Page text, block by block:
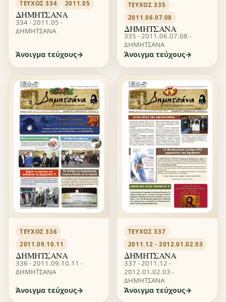
ΤΕΎΧΟΣ 334 2011.05
ΔΗΜΗΤΣΑΝΑ
334 - 2011.05 -
ΔΗΜΗΤΣΑΝΑ
Άνοιγμα τεύχους
ΤΕΎΧΟΣ 335
2011.06.07.08
ΔΗΜΗΤΣΑΝΑ
335 - 2011.06.07.08 -
ΔΗΜΗΤΣΑΝΑ
Άνοιγμα τεύχους
ΤΕΎΧΟΣ 336
2011.09.10.11
ΔΗΜΗΤΣΑΝΑ
336 - 2011.09.10.11 -
ΔΗΜΗΤΣΑΝΑ
Άνοιγμα τεύχους
ΤΕΎΧΟΣ 337
2011.12 - 2012.01.02.03
ΔΗΜΗΤΣΑΝΑ
337 - 2011.12 -
2012.01.02.03 -
ΔΗΜΗΤΣΑΝΑ
Άνοιγμα τεύχους